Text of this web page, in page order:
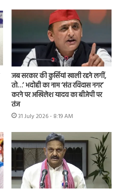
जब सरकार की कुर्सियां खाली रहने लगीं,
तो…’ भदोही का नाम ‘संत रविदास नगर’
करने पर अखिलेश यादव का बीजेपी पर
तंज
31 July 2026 - 8:19 AM